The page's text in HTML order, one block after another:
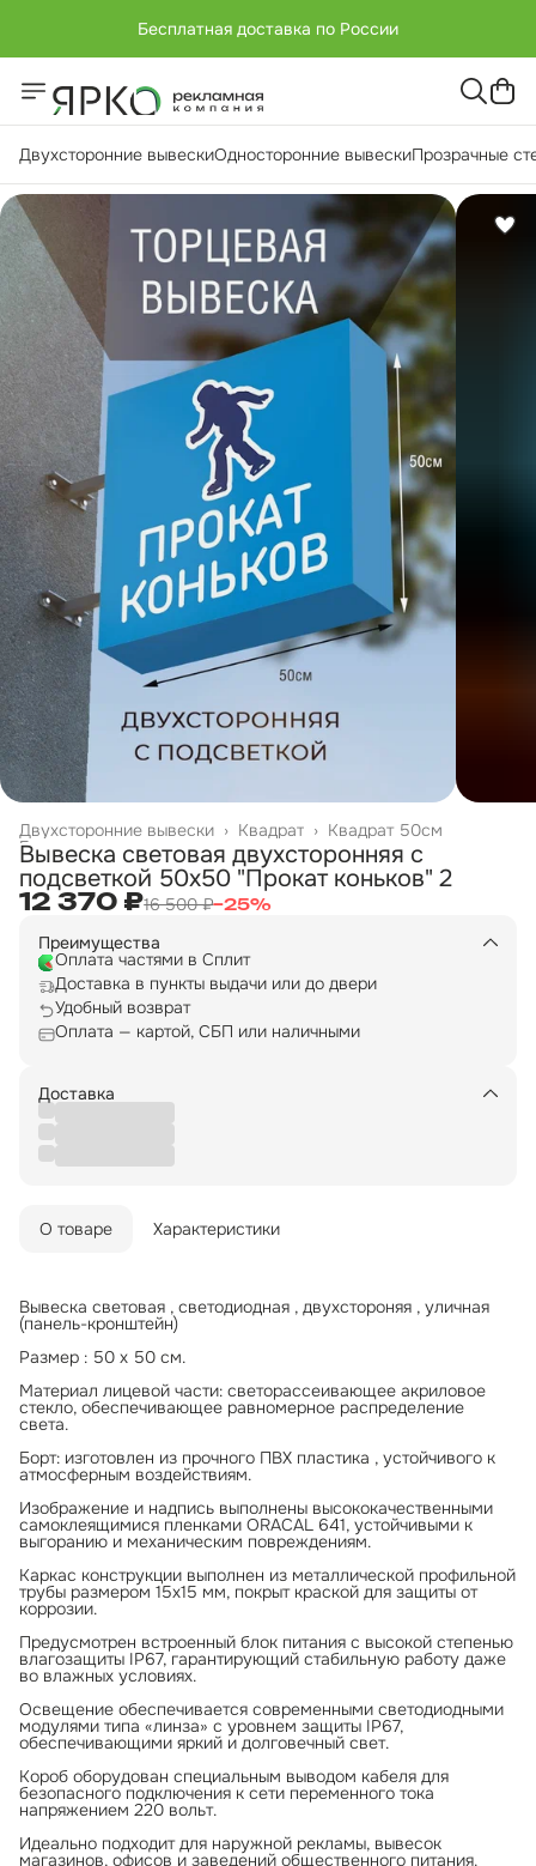
Бесплатная доставка по России
Бесплатная доставка по России
Двухсторонние вывескиОдносторонние вывескиПрозрачные
Квадрат 50см
Квадрат ›
Двухсторонние вывески ›
Главная ›
Вывеска световая двухсторонняя с
подсветкой 50х50 "Прокат коньков" 2
12 370 ₽16 500 ₽−25%
Преимущества
Оплата частями в Сплит
Доставка в пункты выдачи или до двери
Удобный возврат
Оплата — картой, СБП или наличными
Доставка
О товаре Характеристики
Вывеска световая , светодиодная , двухстороняя , уличная
(панель-кронштейн)
Размер : 50 х 50 см.
Материал лицевой части: светорассеивающее акриловое
стекло, обеспечивающее равномерное распределение
света.
Борт: изготовлен из прочного ПВХ пластика , устойчивого к
атмосферным воздействиям.
Изображение и надпись выполнены высококачественными
самоклеящимися пленками ORACAL 641, устойчивыми к
выгоранию и механическим повреждениям.
Каркас конструкции выполнен из металлической профильной
трубы размером 15x15 мм, покрыт краской для защиты от
коррозии.
Предусмотрен встроенный блок питания с высокой степенью
влагозащиты IP67, гарантирующий стабильную работу даже
во влажных условиях.
Освещение обеспечивается современными светодиодными
модулями типа «линза» с уровнем защиты IP67,
обеспечивающими яркий и долговечный свет.
Короб оборудован специальным выводом кабеля для
безопасного подключения к сети переменного тока
напряжением 220 вольт.
Идеально подходит для наружной рекламы, вывесок
магазинов, офисов и заведений общественного питания.